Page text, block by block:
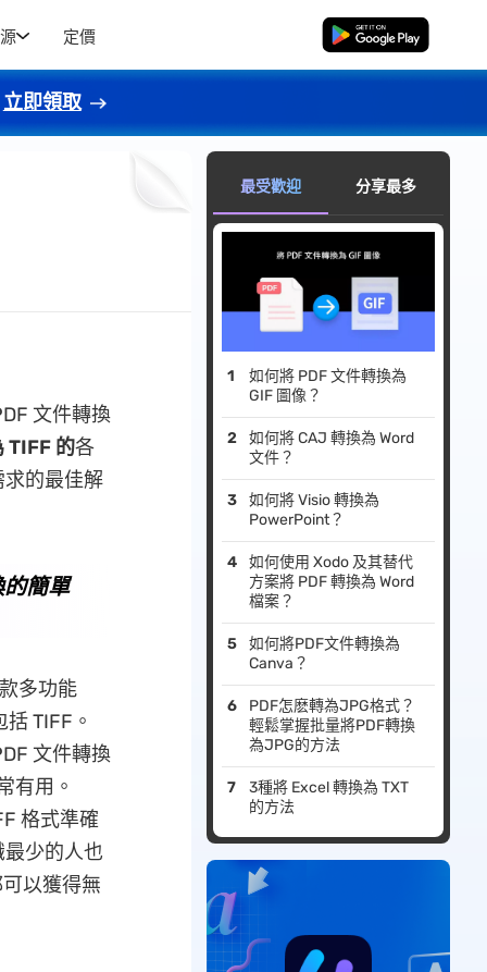
定價 免費下載
立即領取
文件轉換
TIFF 的各
的最佳解
簡單
多功能
TIFF。
文件轉換
有用。
格式準確
少的人也
以獲得無
最受歡迎 分享最多
如何將 PDF 文件轉換為
GIF 圖像？
如何將 CAJ 轉換為 Word
文件？
如何將 Visio 轉換為
PowerPoint？
如何使用 Xodo 及其替代
方案將 PDF 轉換為 Word
檔案？
如何將PDF文件轉換為
Canva？
PDF怎麽轉為JPG格式？
輕鬆掌握批量將PDF轉換
為JPG的方法
3種將 Excel 轉換為 TXT
的方法